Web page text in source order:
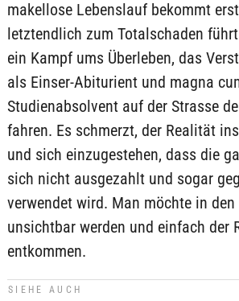
makellose Lebenslauf bekommt
letztendlich zum Totalschaden
ein Kampf ums Überleben, das
als Einser-Abiturient und magna
Studienabsolvent auf der Strasse
fahren. Es schmerzt, der Realität
und sich einzugestehen, dass die
sich nicht ausgezahlt und sogar
verwendet wird. Man möchte in den
unsichtbar werden und einfach der
entkommen.
SIEHE AUCH